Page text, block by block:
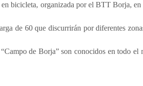
bicicleta, organizada por el BTT Borja, en
de 60 que discurrirán por diferentes
de Borja” son conocidos en todo el